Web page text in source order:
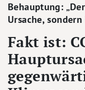
Behauptung:
Ursache,
Fakt ist: